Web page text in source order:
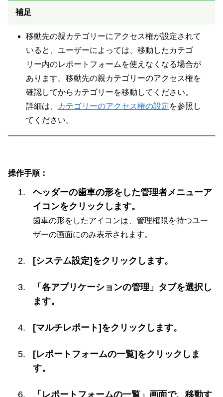
補足
移動先の親カテゴリーにアクセス権が設定されて
いると、ユーザーによっては、移動したカテゴ
リー内のレポートフォームを使えなくなる場合が
あります。移動先の親カテゴリーのアクセス権を
確認してからカテゴリーを移動してください。
詳細は、
カテゴリーのアクセス権の設定を参照し
てください。
操作手順：
ヘッダーの歯車の形をした管理者メニューア
イコンをクリックします。
歯車の形をしたアイコンは、管理権限を持つユー
ザーの画面にのみ表示されます。
[システム設定]をクリックします。
「各アプリケーションの管理」タブを選択し
ます。
[マルチレポート]をクリックします。
[レポートフォームの一覧]をクリックしま
す。
「レポートフォームの一覧」画面で、移動す